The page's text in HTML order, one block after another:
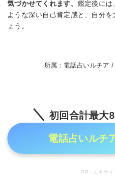
気づかせてくれます。 鑑定後には
ような深い自己肯定感と、自分
ょう。
所属：電話占いルチア
初回合計最大
電話占いルチ
PR：エキサイ